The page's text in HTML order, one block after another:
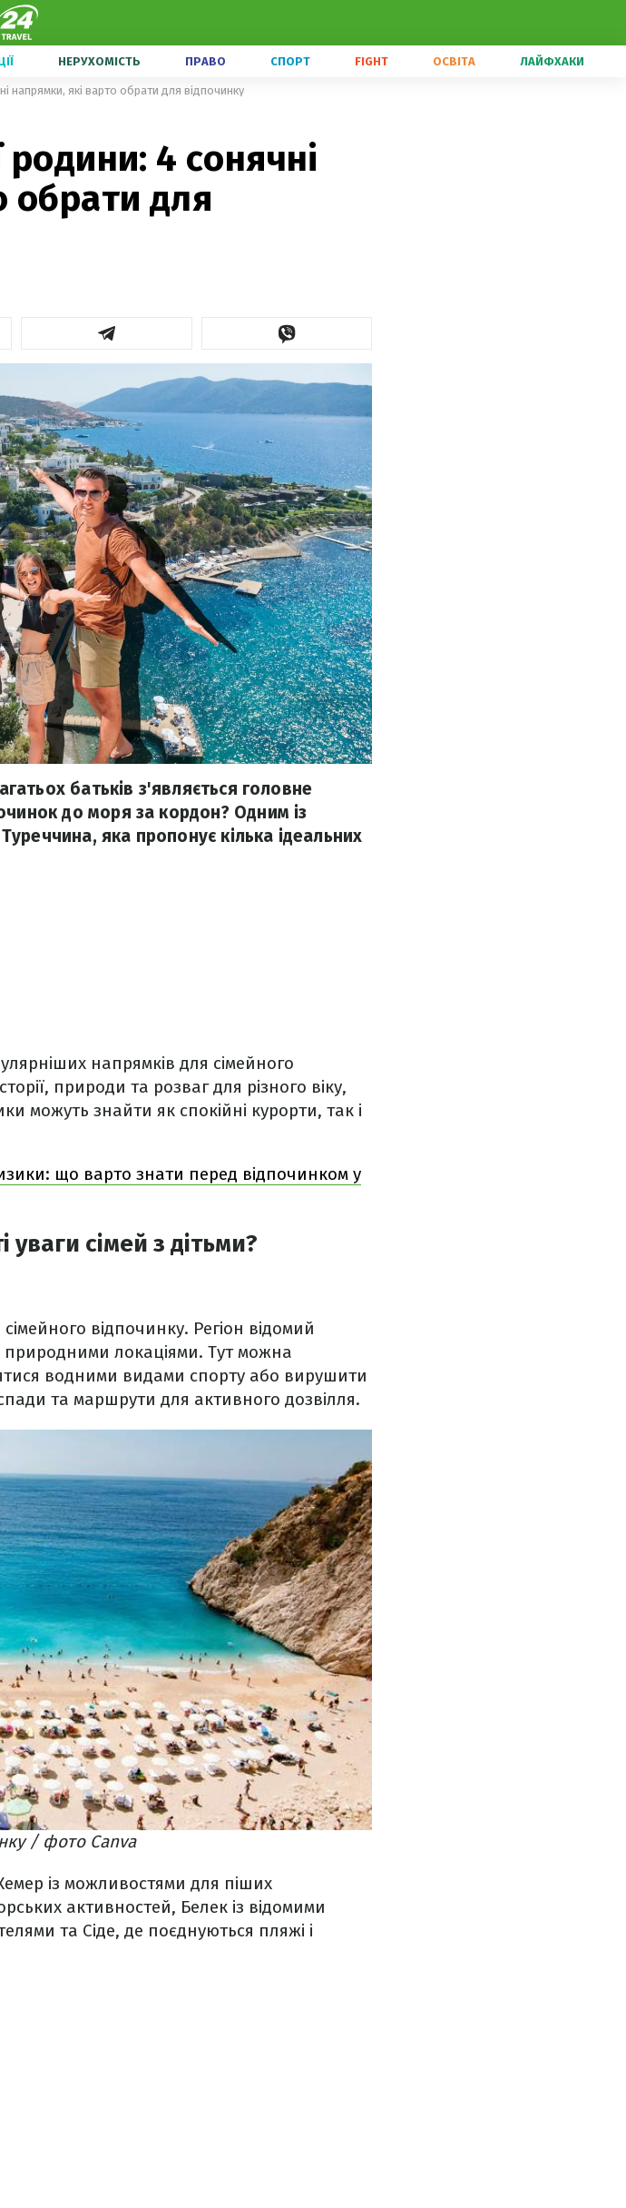
НЕРУХОМІСТЬ ПРАВО СПОРТ FIGHT ОСВІТА ЛАЙФХАКИ
напрямки, які варто обрати для відпочинку
родини: 4 сонячні
обрати для
батьків з'являється головне
до моря за кордон? Одним із
яка пропонує кілька ідеальних
напрямків для сімейного
природи та розваг для різного віку,
можуть знайти як спокійні курорти, так і
що варто знати перед відпочинком у
сімей з дітьми?
відпочинку. Регіон відомий
локаціями. Тут можна
водними видами спорту або вирушити
та маршрути для активного дозвілля.
/ фото Canva
із можливостями для піших
активностей, Белек із відомими
та Сіде, де поєднуються пляжі і